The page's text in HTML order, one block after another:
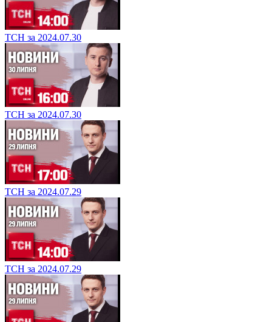
ТСН за 2024.07.30
ТСН за 2024.07.30
ТСН за 2024.07.29
ТСН за 2024.07.29